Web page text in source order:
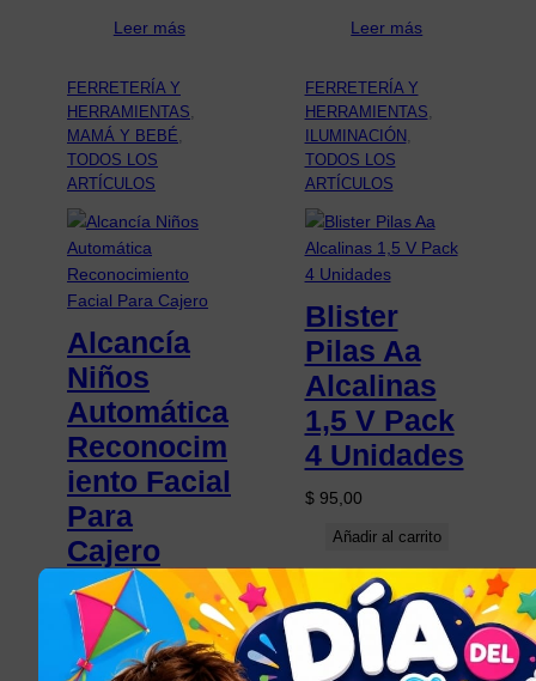
Leer más
Leer más
FERRETERÍA Y
HERRAMIENTAS
MAMÁ Y BEBÉ
TODOS LOS
ARTÍCULOS
Alcancía
Niños
Automática
Reconocim
iento Facial
Para
Cajero
$1.225,50
Seleccionar opciones
FERRETERÍA Y
HERRAMIENTAS
ILUMINACIÓN
TODOS LOS
ARTÍCULOS
Blister
Pilas Aa
Alcalinas
1,5 V Pack
4 Unidades
$95,00
Añadir al carrito